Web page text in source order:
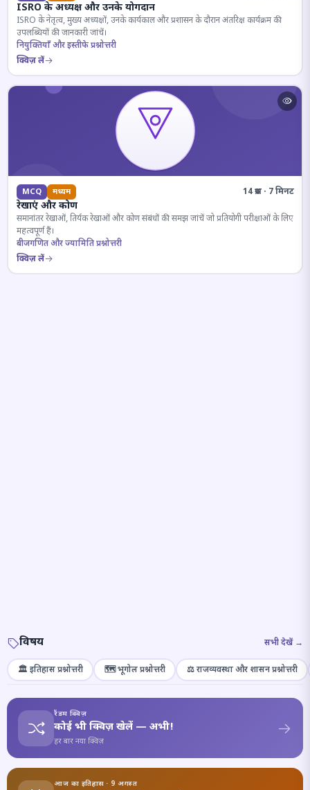
ISRO के अध्यक्ष और उनके योगदान
ISRO के नेतृत्व, मुख्य अध्यक्षों, उनके कार्यकाल और प्रशासन के दौरान अंतरिक्ष कार्यक्रम की
उपलब्धियों की जानकारी जांचें।
नियुक्तियाँ और इस्तीफे प्रश्नोत्तरी
क्विज़ लें
MCQ मध्यम 14 प्रश्न · 7 मिनट
रेखाएं और कोण
समानांतर रेखाओं, तिर्यक रेखाओं और कोण संबंधों की समझ जांचें जो प्रतियोगी परीक्षाओं के लिए
महत्वपूर्ण हैं।
बीजगणित और ज्यामिति प्रश्नोत्तरी
क्विज़ लें
विषय सभी देखें →
🏛️ इतिहास प्रश्नोत्तरी 🗺️ भूगोल प्रश्नोत्तरी ⚖️ राजव्यवस्था और शासन प्रश्नोत्तरी
रैंडम क्विज़
कोई भी क्विज़ खेलें — अभी!
हर बार नया क्विज़
आज का इतिहास · 9 अगस्त